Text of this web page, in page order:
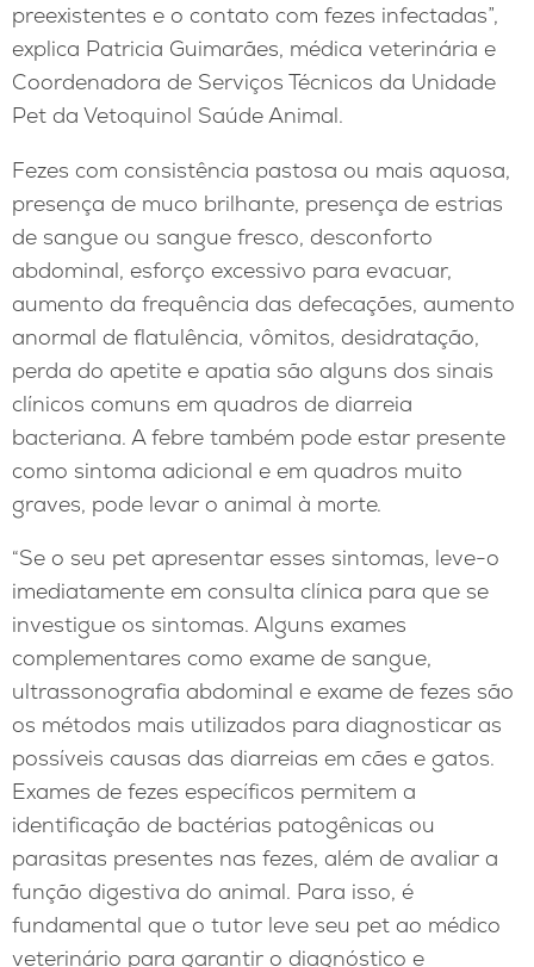
preexistentes e o contato com fezes infectadas”,
explica Patricia Guimarães, médica veterinária e
Coordenadora de Serviços Técnicos da Unidade
Pet da Vetoquinol Saúde Animal.
Fezes com consistência pastosa ou mais aquosa,
presença de muco brilhante, presença de estrias
de sangue ou sangue fresco, desconforto
abdominal, esforço excessivo para evacuar,
aumento da frequência das defecações, aumento
anormal de flatulência, vômitos, desidratação,
perda do apetite e apatia são alguns dos sinais
clínicos comuns em quadros de diarreia
bacteriana. A febre também pode estar presente
como sintoma adicional e em quadros muito
graves, pode levar o animal à morte.
“Se o seu pet apresentar esses sintomas, leve-o
imediatamente em consulta clínica para que se
investigue os sintomas. Alguns exames
complementares como exame de sangue,
ultrassonografia abdominal e exame de fezes são
os métodos mais utilizados para diagnosticar as
possíveis causas das diarreias em cães e gatos.
Exames de fezes específicos permitem a
identificação de bactérias patogênicas ou
parasitas presentes nas fezes, além de avaliar a
função digestiva do animal. Para isso, é
fundamental que o tutor leve seu pet ao médico
veterinário para garantir o diagnóstico e